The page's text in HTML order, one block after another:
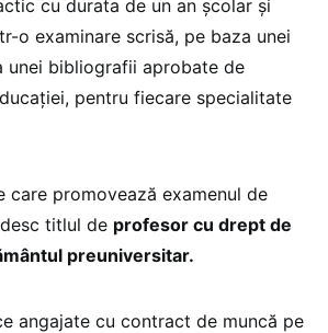
cu durata de un an şcolar şi
o examinare scrisă, pe baza unei
unei bibliografii aprobate de
pentru fiecare specialitate
care promovează examenul de
titlul de profesor cu drept de
preuniversitar.
angajate cu contract de muncă pe